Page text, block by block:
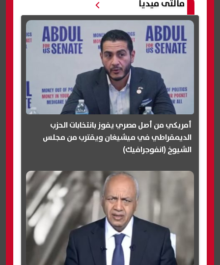
مالتى ميديا
أمريكي من أصل مصري يفوز بانتخابات الحزب
الديمقراطي في ميشيغان ويقترب من مجلس
الشيوخ (انفوجرافيك)